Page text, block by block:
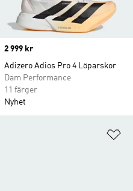
Price
2 999 kr
Adizero Adios Pro 4 Löparskor
Dam Performance
11 färger
Nyhet